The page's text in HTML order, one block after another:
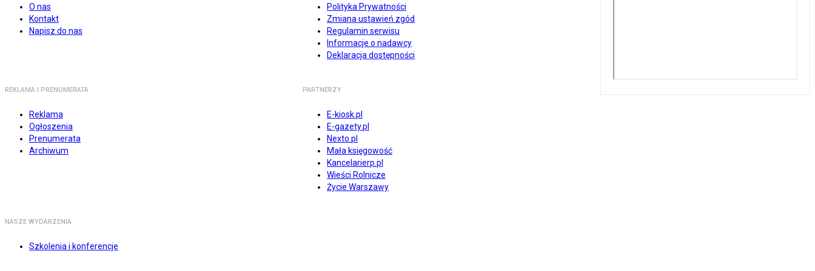
O nas
Kontakt
Napisz do nas
Polityka Prywatności
Zmiana ustawień zgód
Regulamin serwisu
Informacje o nadawcy
Deklaracja dostępności
REKLAMA I PRENUMERATA
Reklama
Ogłoszenia
Prenumerata
Archiwum
PARTNERZY
E-kiosk.pl
E-gazety.pl
Nexto.pl
Mała księgowość
Kancelarierp.pl
Wieści Rolnicze
Życie Warszawy
NASZE WYDARZENIA
Szkolenia i konferencje